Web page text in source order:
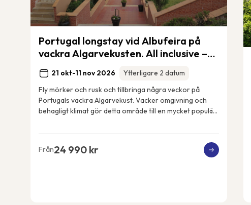
Portugal longstay vid Albufeira på
vackra Algarvekusten. All inclusive –
21 nätter
21 okt-11 nov 2026
Ytterligare 2 datum
Fly mörker och rusk och tillbringa några veckor på
Portugals vackra Algarvekust. Vacker omgivning och
behagligt klimat gör detta område till en mycket populär
Från24 990 kr